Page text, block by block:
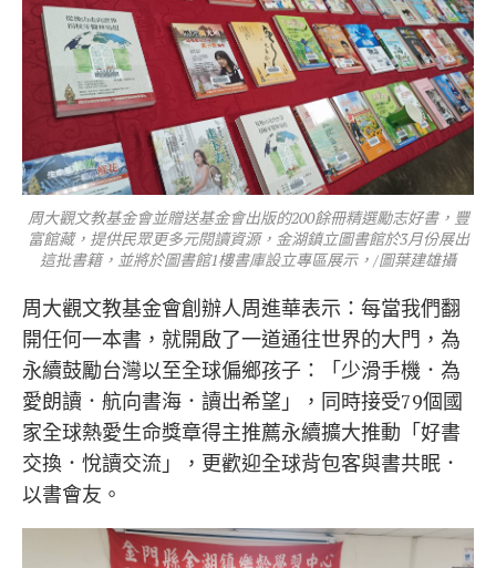
周大觀文教基金會並贈送基金會出版的200餘冊精選勵志好書，豐
富館藏，提供民眾更多元閱讀資源，金湖鎮立圖書館於3月份展出
這批書籍，並將於圖書館1樓書庫設立專區展示，/圖葉建雄攝
周大觀文教基金會創辦人周進華表示：每當我們翻
開任何一本書，就開啟了一道通往世界的大門，為
永續鼓勵台灣以至全球偏鄉孩子：「少滑手機．為
愛朗讀．航向書海．讀出希望」，同時接受79個國
家全球熱愛生命獎章得主推薦永續擴大推動「好書
交換．悅讀交流」，更歡迎全球背包客與書共眠．
以書會友。